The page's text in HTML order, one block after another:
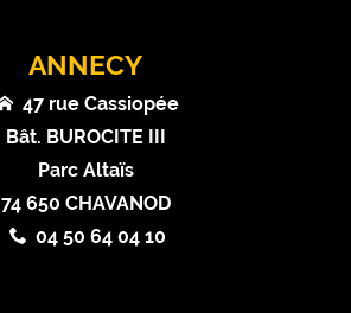
ANNECY
47 rue Cassiopée
Bât. BUROCITE III
Parc Altaïs
74 650 CHAVANOD
04 50 64 04 10